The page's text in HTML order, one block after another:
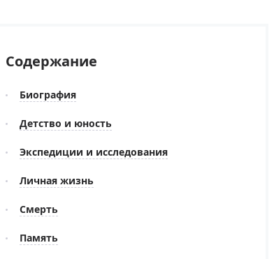
Содержание
Биография
Детство и юность
Экспедиции и исследования
Личная жизнь
Смерть
Память